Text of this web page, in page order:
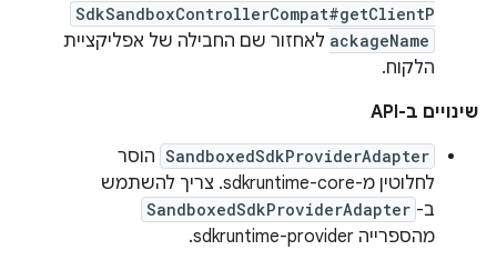
SdkSandboxControllerCompat#getClientP
ackageName לאחזור שם החבילה של אפליקציית
הלקוח.
שינויים ב-API
SandboxedSdkProviderAdapter הוסר
לחלוטין מ-sdkruntime-core. צריך להשתמש
ב- SandboxedSdkProviderAdapter
מהספרייה sdkruntime-provider.